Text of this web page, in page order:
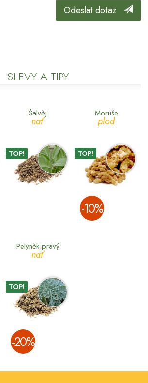
Odeslat dotaz
SLEVY A TIPY
Šalvěj
nať
TOP!
Moruše
plod
TOP!
­-10%
Pelyněk pravý
nať
TOP!
­-20%